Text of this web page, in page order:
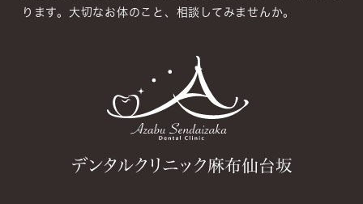
ります。大切なお体のこと、相談してみませんか。